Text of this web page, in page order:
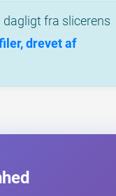
fra slicerens
drevet af